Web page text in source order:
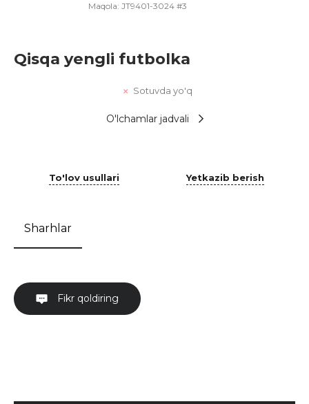
Maqola: JT9401-3024 #3
Qisqa yengli futbolka
Sotuvda yo'q
O'lchamlar jadvali
To'lov usullari Yetkazib berish
Sharhlar
Fikr qoldiring